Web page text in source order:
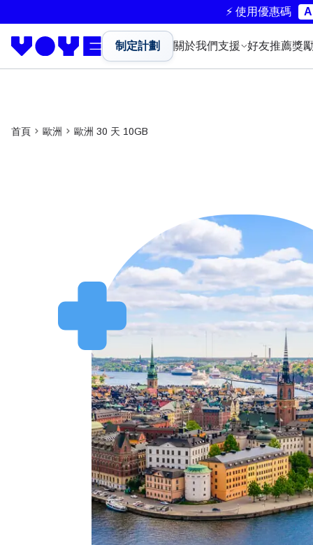
⚡ 使用優惠碼
制定計劃 關於我們支援 好友推薦獎
首頁 歐洲 歐洲 30 天 10GB